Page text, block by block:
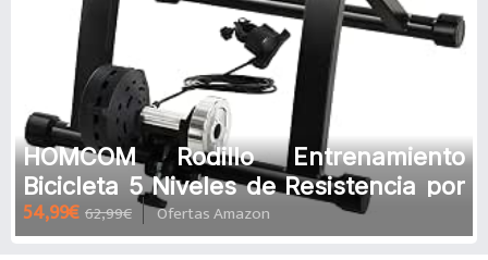
HOMCOM Rodillo Entrenamiento
Bicicleta 5 Niveles de Resistencia por
Cable Cicloentrenador Acero Bici
54,99€ 62,99€ Ofertas Amazon